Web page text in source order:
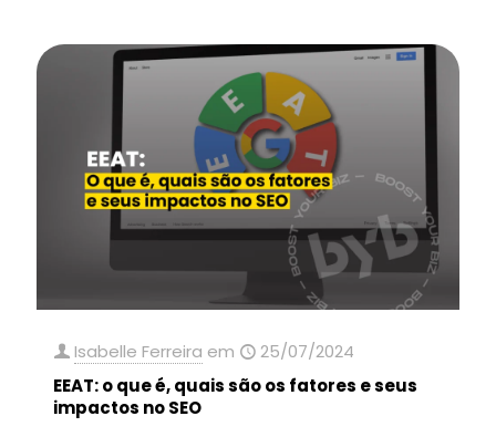
Isabelle Ferreira em
25/07/2024
EEAT: o que é, quais são os fatores e seus
impactos no SEO